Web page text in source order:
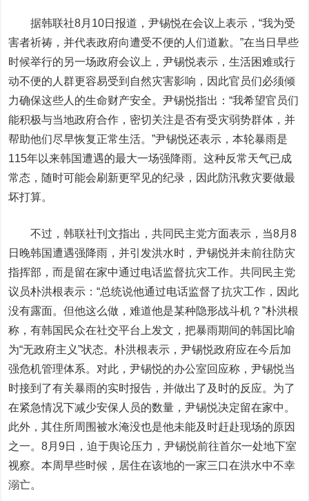
据韩联社8月10日报道，尹锡悦在会议上表示，“我为受
害者祈祷，并代表政府向遭受不便的人们道歉。”在当日早些
时候举行的另一场政府会议上，尹锡悦表示，生活困难或行
动不便的人群更容易受到自然灾害影响，因此官员们必须倾
力确保这些人的生命财产安全。尹锡悦指出：“我希望官员们
能积极与当地政府合作，密切关注是否有受灾弱势群体，并
帮助他们尽早恢复正常生活。”尹锡悦还表示，本轮暴雨是
115年以来韩国遭遇的最大一场强降雨。这种反常天气已成
常态，随时可能会刷新更罕见的纪录，因此防汛救灾要做最
坏打算。
不过，韩联社刊文指出，共同民主党方面表示，当8月8
日晚韩国遭遇强降雨，并引发洪水时，尹锡悦并未前往防灾
指挥部，而是留在家中通过电话监督抗灾工作。共同民主党
议员朴洪根表示：“总统说他通过电话监督了抗灾工作，因此
没有露面。但他这么做，难道他是某种隐形战斗机？”朴洪根
称，有韩国民众在社交平台上发文，把暴雨期间的韩国比喻
为“无政府主义”状态。朴洪根表示，尹锡悦政府应在今后加
强危机管理体系。对此，尹锡悦的办公室回应称，尹锡悦当
时接到了有关暴雨的实时报告，并做出了及时的反应。为了
在紧急情况下减少安保人员的数量，尹锡悦决定留在家中。
此外，其住所周围被水淹没也是他未能及时赶赴现场的原因
之一。8月9日，迫于舆论压力，尹锡悦前往首尔一处地下室
视察。本周早些时候，居住在该地的一家三口在洪水中不幸
溺亡。